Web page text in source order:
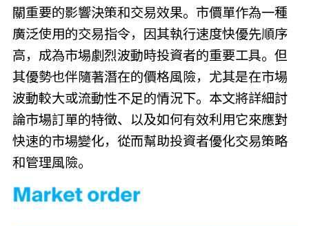
關重要的影響決策和交易效果。市價單作為一種
廣泛使用的交易指令，因其執行速度快優先順序
高，成為市場劇烈波動時投資者的重要工具。但
其優勢也伴隨著潛在的價格風險，尤其是在市場
波動較大或流動性不足的情況下。本文將詳細討
論市場訂單的特徵、以及如何有效利用它來應對
快速的市場變化，從而幫助投資者優化交易策略
和管理風險。